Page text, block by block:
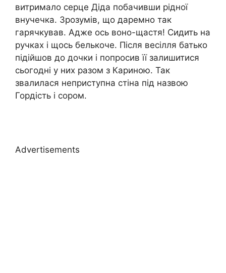
витримало серце Діда побачивши рідної
внучечка. Зрозумів, що даремно так
гарячкував. Адже ось воно-щастя! Сидить на
ручках і щось белькоче. Після весілля батько
підійшов до дочки і попросив її залишитися
сьогодні у них разом з Кариною. Так
звалилася неприступна стіна під назвою
Гордість і сором.
Advertisements